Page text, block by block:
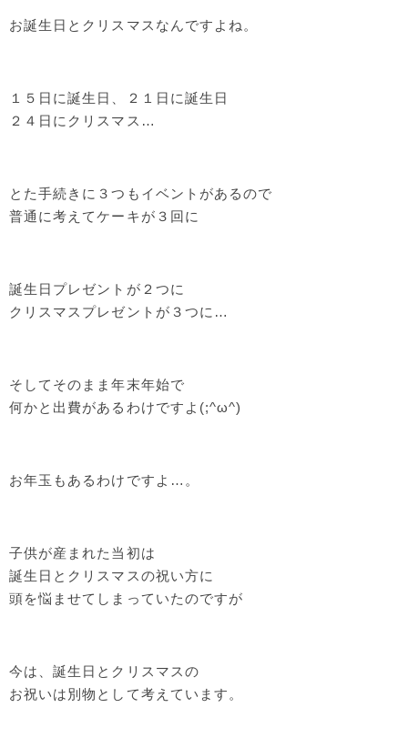
お誕生日とクリスマスなんですよね。
１５日に誕生日、２１日に誕生日
２４日にクリスマス…
とた手続きに３つもイベントがあるので
普通に考えてケーキが３回に
誕生日プレゼントが２つに
クリスマスプレゼントが３つに…
そしてそのまま年末年始で
何かと出費があるわけですよ(;^ω^)
お年玉もあるわけですよ…。
子供が産まれた当初は
誕生日とクリスマスの祝い方に
頭を悩ませてしまっていたのですが
今は、誕生日とクリスマスの
お祝いは別物として考えています。